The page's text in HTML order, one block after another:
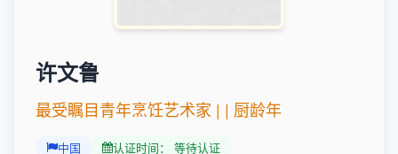
许文鲁
最受瞩目青年烹饪艺术家 | | 厨龄年
中国 认证时间： 等待认证